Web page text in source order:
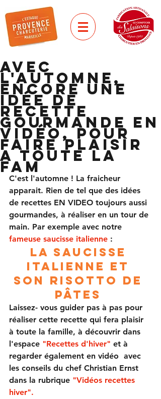
AVEC
L'AUTOMNE,
ENCORE UNE
IDÉE DE
RECETTE
GOURMANDE EN
VIDÉO, POUR
FAIRE PLAISIR
A TOUTE LA
FAM
C'est l'automne ! La fraicheur
apparait. Rien de tel que des idées
de recettes EN VIDEO toujours aussi
gourmandes, à réaliser en un tour de
main. Par exemple avec notre
fameuse saucisse italienne :
La saucisse
italienne et
son risotto de
pâtes
Laissez- vous guider pas à pas pour
réaliser cette recette qui fera plaisir
à toute la famille, à découvrir dans
l'espace "Recettes d'hiver" et à
regarder également en vidéo  avec
les conseils du chef Christian Ernst
dans la rubrique "Vidéos recettes
hiver".